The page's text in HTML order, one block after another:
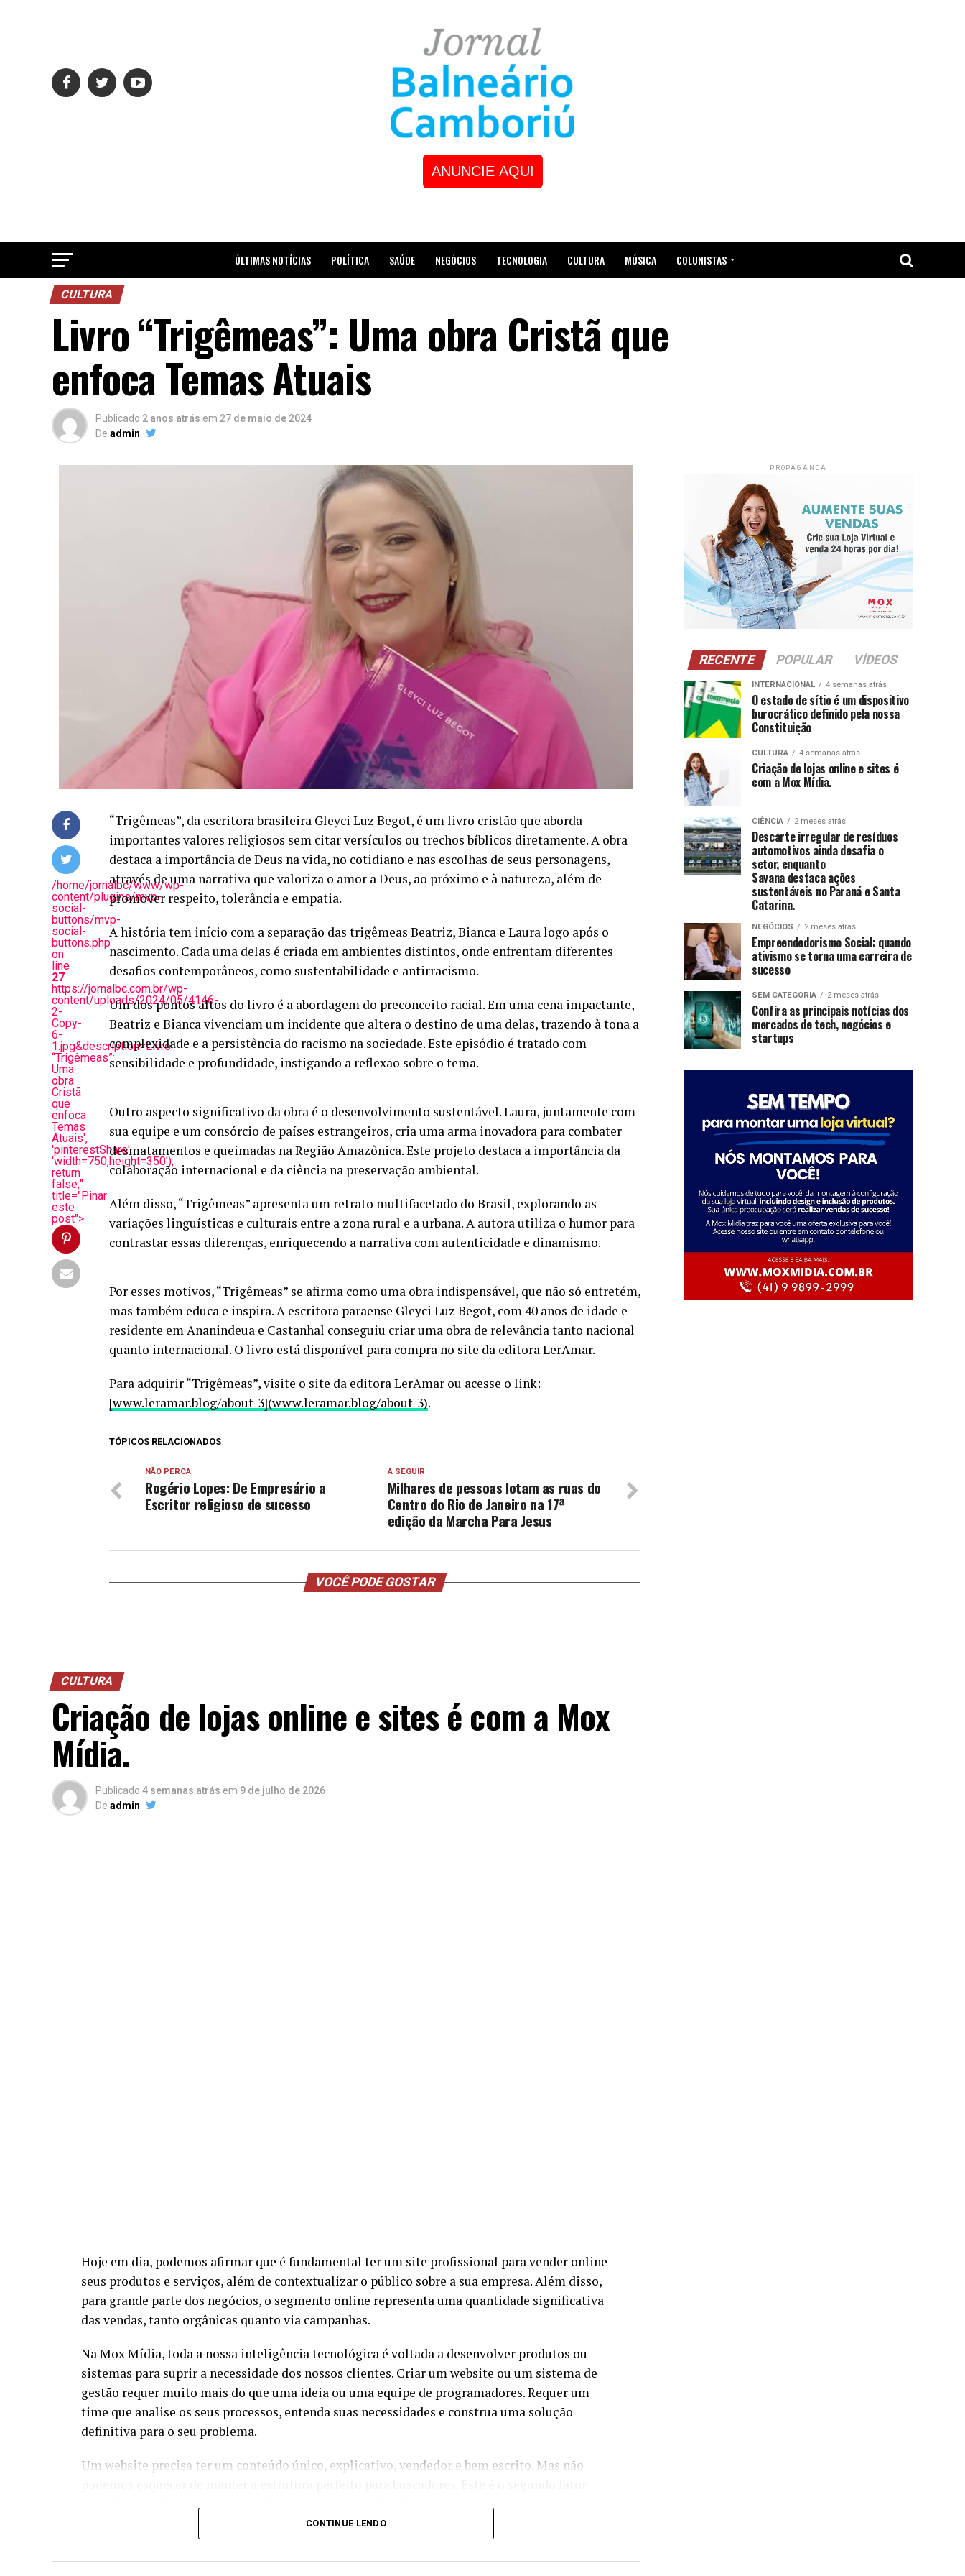
ANUNCIE AQUI
ÚLTIMAS NOTÍCIAS POLÍTICA SAÚDE NEGÓCIOS TECNOLOGIA CULTURA MÚSICA COLUNISTAS
CULTURA
Livro “Trigêmeas”: Uma obra Cristã que
enfoca Temas Atuais
Publicado 2 anos atrás em 27 de maio de 2024
De admin
/home/jornalbc/www/wp-
content/plugins/mvp-
social-
buttons/mvp-
social-
buttons.php
on
line
27
https://jornalbc.com.br/wp-
content/uploads/2024/05/4146-
2-
Copy-
6-
1.jpg&description=Livro
“Trigêmeas”:
Uma
obra
Cristã
que
enfoca
Temas
Atuais',
'pinterestShare',
'width=750,height=350');
return
false;"
title="Pinar
este
post">
“Trigêmeas”, da escritora brasileira Gleyci Luz Begot, é um livro cristão que aborda
importantes valores religiosos sem citar versículos ou trechos bíblicos diretamente. A obra
destaca a importância de Deus na vida, no cotidiano e nas escolhas de seus personagens,
através de uma narrativa que valoriza o amor a Deus, ao próximo e à natureza, além de
promover respeito, tolerância e empatia.
A história tem início com a separação das trigêmeas Beatriz, Bianca e Laura logo após o
nascimento. Cada uma delas é criada em ambientes distintos, onde enfrentam diferentes
desafios contemporâneos, como sustentabilidade e antirracismo.
Um dos pontos altos do livro é a abordagem do preconceito racial. Em uma cena impactante,
Beatriz e Bianca vivenciam um incidente que altera o destino de uma delas, trazendo à tona a
complexidade e a persistência do racismo na sociedade. Este episódio é tratado com
sensibilidade e profundidade, instigando a reflexão sobre o tema.
Outro aspecto significativo da obra é o desenvolvimento sustentável. Laura, juntamente com
sua equipe e um consórcio de países estrangeiros, cria uma arma inovadora para combater
desmatamentos e queimadas na Região Amazônica. Este projeto destaca a importância da
colaboração internacional e da ciência na preservação ambiental.
Além disso, “Trigêmeas” apresenta um retrato multifacetado do Brasil, explorando as
variações linguísticas e culturais entre a zona rural e a urbana. A autora utiliza o humor para
contrastar essas diferenças, enriquecendo a narrativa com autenticidade e dinamismo.
Por esses motivos, “Trigêmeas” se afirma como uma obra indispensável, que não só entretém,
mas também educa e inspira. A escritora paraense Gleyci Luz Begot, com 40 anos de idade e
residente em Ananindeua e Castanhal conseguiu criar uma obra de relevância tanto nacional
quanto internacional. O livro está disponível para compra no site da editora LerAmar.
Para adquirir “Trigêmeas”, visite o site da editora LerAmar ou acesse o link:
[www.leramar.blog/about-3](www.leramar.blog/about-3).
TÓPICOS RELACIONADOS
A SEGUIR
Milhares de pessoas lotam as ruas do
Centro do Rio de Janeiro na 17ª
edição da Marcha Para Jesus
NÃO PERCA
Rogério Lopes: De Empresário a
Escritor religioso de sucesso
VOCÊ PODE GOSTAR
CULTURA
Criação de lojas online e sites é com a Mox
Mídia.
Publicado 4 semanas atrás em 9 de julho de 2026
De admin
Hoje em dia, podemos afirmar que é fundamental ter um site profissional para vender online
seus produtos e serviços, além de contextualizar o público sobre a sua empresa. Além disso,
para grande parte dos negócios, o segmento online representa uma quantidade significativa
das vendas, tanto orgânicas quanto via campanhas.
Na Mox Mídia, toda a nossa inteligência tecnológica é voltada a desenvolver produtos ou
sistemas para suprir a necessidade dos nossos clientes. Criar um website ou um sistema de
gestão requer muito mais do que uma ideia ou uma equipe de programadores. Requer um
time que analise os seus processos, entenda suas necessidades e construa uma solução
definitiva para o seu problema.
Um website precisa ter um conteúdo único, explicativo, vendedor e bem escrito. Mas não
mais importante para o sucesso da sua empresa no Google.
Nossa preocupação é construir uma base sólida para humanos e para a máquina, seguindo
uma semântica ideal para indexar o seu site e trazer bons resultados orgânicos.
CONTINUE LENDO
PROPAGANDA
RECENTE POPULAR VÍDEOS
INTERNACIONAL 4 semanas atrás
O estado de sítio é um dispositivo
burocrático definido pela nossa
Constituição
CULTURA 4 semanas atrás
Criação de lojas online e sites é
com a Mox Mídia.
CIÊNCIA 2 meses atrás
Descarte irregular de resíduos
automotivos ainda desafia o
setor, enquanto
Savana destaca ações
sustentáveis no Paraná e Santa
Catarina.
NEGÓCIOS 2 meses atrás
Empreendedorismo Social: quando
ativismo se torna uma carreira de
sucesso
SEM CATEGORIA 2 meses atrás
Confira as principais notícias dos
mercados de tech, negócios e
startups